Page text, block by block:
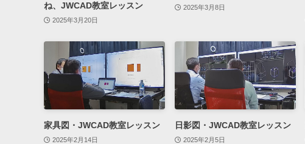
ね、JWCAD教室レッスン
2025年3月20日
2025年3月8日
家具図・JWCAD教室レッスン
2025年2月14日
日影図・JWCAD教室レッスン
2025年2月5日